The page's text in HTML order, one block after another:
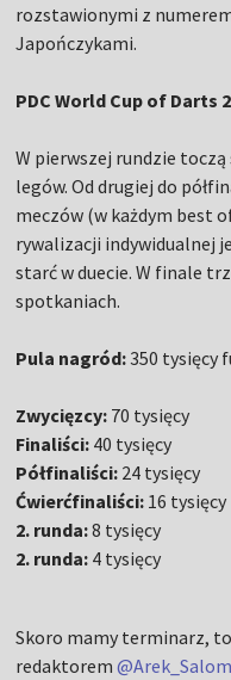
rozstawionymi z
Japończykami.
PDC World Cup of Darts
W pierwszej rundzie
legów. Od drugiej do
meczów (w każdym best
rywalizacji indywidualnej
starć w duecie. W finale
spotkaniach.
Pula nagród:350 tysięcy
Zwycięzcy: 70 tysięcy
Finaliści: 40 tysięcy
Półfinaliści: 24 tysięcy
Ćwierćfinaliści: 16 tysięcy
2. runda:8 tysięcy
2. runda: 4 tysięcy
Skoro mamy terminarz,
redaktorem